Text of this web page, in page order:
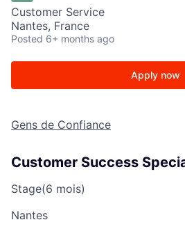
Customer Service
Nantes, France
Posted 6+ months ago
Apply now
Gens de Confiance
Customer Success
Stage(6 mois)
Nantes